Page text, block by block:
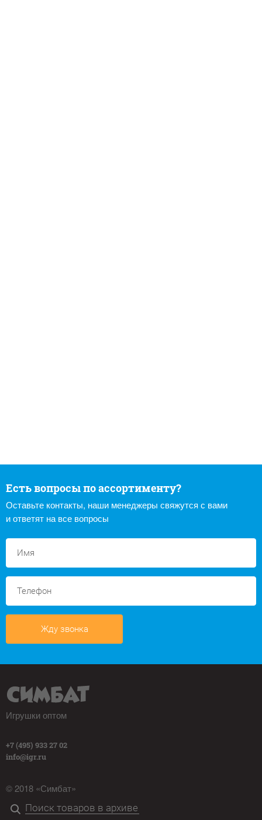
Есть вопросы по ассортименту?
Оставьте контакты, наши менеджеры свяжутся с вами
и ответят на все вопросы
Жду звонка
Игрушки оптом
+7 (495) 933 27 02
info@igr.ru
© 2018 «Симбат»